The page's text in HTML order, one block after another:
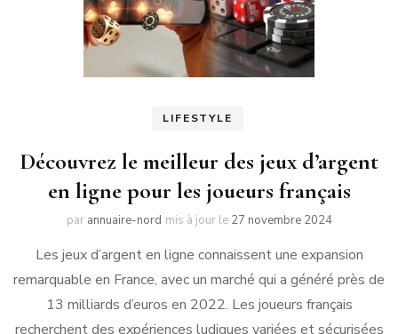
LIFESTYLE
Découvrez le meilleur des jeux d’argent
en ligne pour les joueurs français
par annuaire-nord mis à jour le 27 novembre 2024
Les jeux d’argent en ligne connaissent une expansion
remarquable en France, avec un marché qui a généré près de
13 milliards d’euros en 2022. Les joueurs français
recherchent des expériences ludiques variées et sécurisées